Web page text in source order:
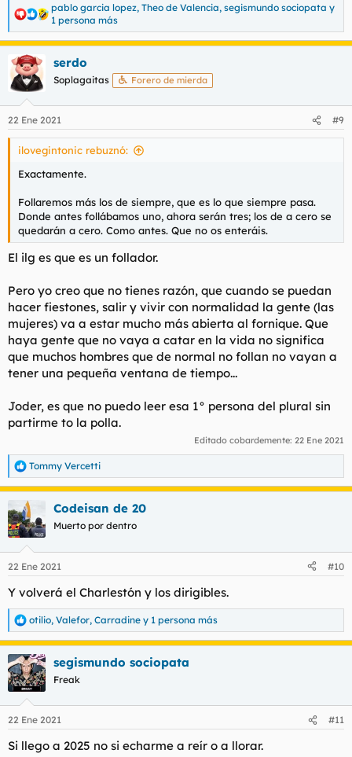
R
e
a
c
c
i
o
n
e
s
pablo garcia lopez, Theo de Valencia, segismundo sociopata y
1 persona más
serdo
Soplagaitas Forero de mierda
22 Ene 2021 #9
ilovegintonic rebuznó:
Exactamente.
Follaremos más los de siempre, que es lo que siempre pasa.
Donde antes follábamos uno, ahora serán tres; los de a cero se
quedarán a cero. Como antes. Que no os enteráis.
El ilg es que es un follador.
Pero yo creo que no tienes razón, que cuando se puedan
hacer fiestones, salir y vivir con normalidad la gente (las
mujeres) va a estar mucho más abierta al fornique. Que
haya gente que no vaya a catar en la vida no significa
que muchos hombres que de normal no follan no vayan a
tener una pequeña ventana de tiempo...
Joder, es que no puedo leer esa 1° persona del plural sin
partirme to la polla.
Editado cobardemente: 22 Ene 2021
R
e
a
c
c
i
e
Tommy Vercetti
Codeisan de 20
Muerto por dentro
22 Ene 2021 #10
Y volverá el Charlestón y los dirigibles.
R
e
a
c
c
i
e
s
:
otilio, Valefor, Carradine y 1 persona más
segismundo sociopata
Freak
22 Ene 2021 #11
Si llego a 2025 no si echarme a reír o a llorar.